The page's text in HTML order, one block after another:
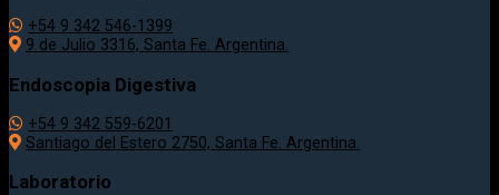
+54 9 342 546-1399
9 de Julio 3316, Santa Fe. Argentina.
Endoscopia Digestiva
+54 9 342 559-6201
Santiago del Estero 2750, Santa Fe. Argentina.
Laboratorio